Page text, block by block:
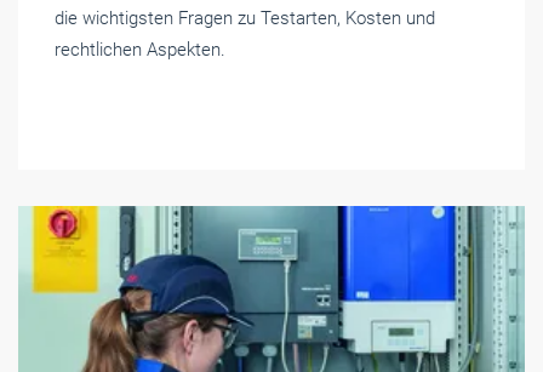
die wichtigsten Fragen zu Testarten, Kosten und
rechtlichen Aspekten.